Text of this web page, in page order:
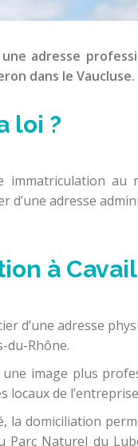
adresse
dans le Vaucluse.
loi ?
au
adresse
à
d’une adresse
du-Rhône.
image plus
de
domiciliation
Naturel du